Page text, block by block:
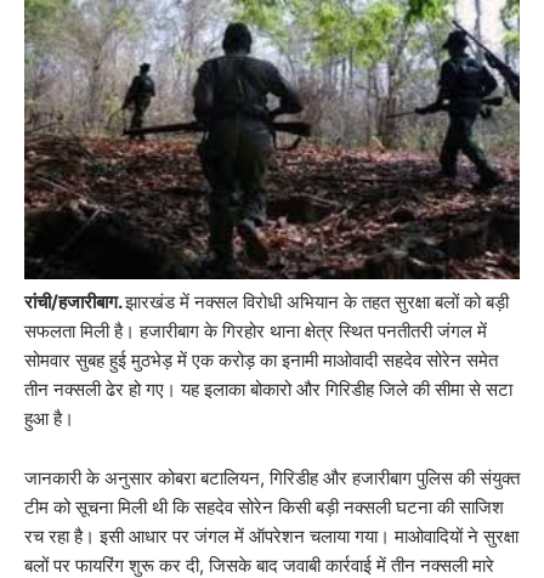
रांची/हजारीबाग.झारखंड में नक्सल विरोधी अभियान के तहत सुरक्षा बलों को बड़ी
सफलता मिली है। हजारीबाग के गिरहोर थाना क्षेत्र स्थित पनतीतरी जंगल में
सोमवार सुबह हुई मुठभेड़ में एक करोड़ का इनामी माओवादी सहदेव सोरेन समेत
तीन नक्सली ढेर हो गए। यह इलाका बोकारो और गिरिडीह जिले की सीमा से सटा
हुआ है।
जानकारी के अनुसार कोबरा बटालियन, गिरिडीह और हजारीबाग पुलिस की संयुक्त
टीम को सूचना मिली थी कि सहदेव सोरेन किसी बड़ी नक्सली घटना की साजिश
रच रहा है। इसी आधार पर जंगल में ऑपरेशन चलाया गया। माओवादियों ने सुरक्षा
बलों पर फायरिंग शुरू कर दी, जिसके बाद जवाबी कार्रवाई में तीन नक्सली मारे